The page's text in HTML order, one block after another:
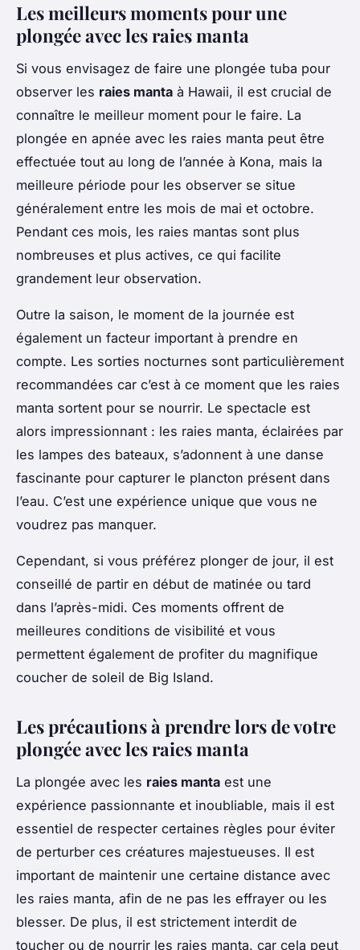
Les meilleurs moments pour une
plongée avec les raies manta
Si vous envisagez de faire une plongée tuba pour
observer les raies manta à Hawaii, il est crucial de
connaître le meilleur moment pour le faire. La
plongée en apnée avec les raies manta peut être
effectuée tout au long de l’année à Kona, mais la
meilleure période pour les observer se situe
généralement entre les mois de mai et octobre.
Pendant ces mois, les raies mantas sont plus
nombreuses et plus actives, ce qui facilite
grandement leur observation.
Outre la saison, le moment de la journée est
également un facteur important à prendre en
compte. Les sorties nocturnes sont particulièrement
recommandées car c’est à ce moment que les raies
manta sortent pour se nourrir. Le spectacle est
alors impressionnant : les raies manta, éclairées par
les lampes des bateaux, s’adonnent à une danse
fascinante pour capturer le plancton présent dans
l’eau. C’est une expérience unique que vous ne
voudrez pas manquer.
Cependant, si vous préférez plonger de jour, il est
conseillé de partir en début de matinée ou tard
dans l’après-midi. Ces moments offrent de
meilleures conditions de visibilité et vous
permettent également de profiter du magnifique
coucher de soleil de Big Island.
Les précautions à prendre lors de votre
plongée avec les raies manta
La plongée avec les raies manta est une
expérience passionnante et inoubliable, mais il est
essentiel de respecter certaines règles pour éviter
de perturber ces créatures majestueuses. Il est
important de maintenir une certaine distance avec
les raies manta, afin de ne pas les effrayer ou les
blesser. De plus, il est strictement interdit de
toucher ou de nourrir les raies manta, car cela peut